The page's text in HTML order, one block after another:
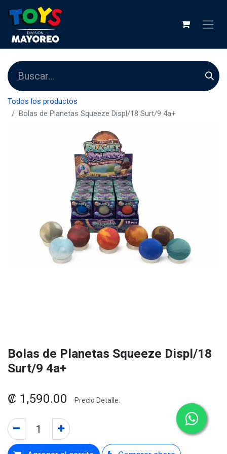
Todos los productos
Bolas de Planetas Squeeze Displ/18 Surt/9 4a+
Bolas de Planetas Squeeze Displ/18
Surt/9 4a+
₡ 1,590.00 Precio Detalle.